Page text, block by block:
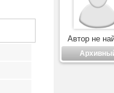
Автор не